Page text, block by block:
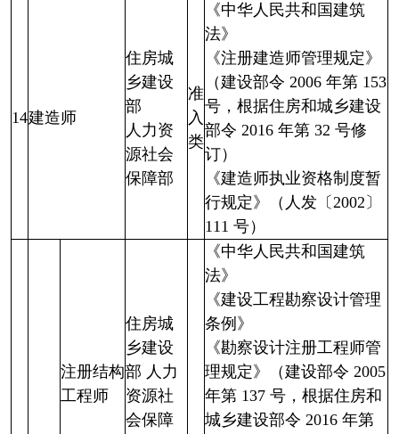
14建造师
住房城
乡建设
部
人力资
源社会
保障部
准
入
类
《中华人民共和国建筑
法》
《注册建造师管理规定》
（建设部令 2006 年第 153
号，根据住房和城乡建设
部令 2016 年第 32 号修
订）
《建造师执业资格制度暂
行规定》（人发〔2002〕
111 号）
注册结构
工程师
住房城
乡建设
部 人力
资源社
会保障
《中华人民共和国建筑
法》
《建设工程勘察设计管理
条例》
《勘察设计注册工程师管
理规定》（建设部令 2005
年第 137 号，根据住房和
城乡建设部令 2016 年第